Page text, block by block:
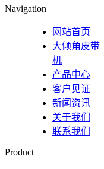
Navigation
网站首页
大倾角皮带
机
产品中心
客户见证
新闻资讯
关于我们
联系我们
Product